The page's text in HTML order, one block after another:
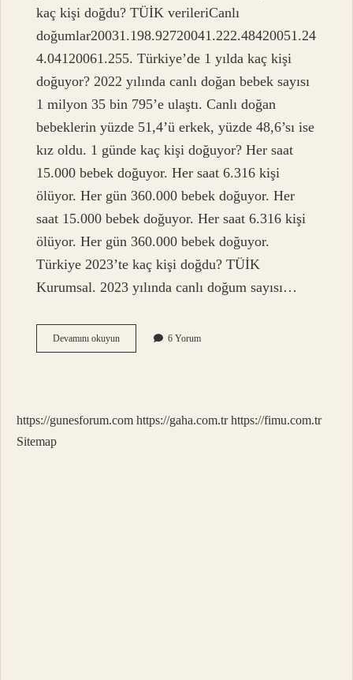
kaç kişi doğdu? TÜİK verileriCanlı
doğumlar20031.198.92720041.222.48420051.24
4.04120061.255. Türkiye’de 1 yılda kaç kişi
doğuyor? 2022 yılında canlı doğan bebek sayısı
1 milyon 35 bin 795’e ulaştı. Canlı doğan
bebeklerin yüzde 51,4’ü erkek, yüzde 48,6’sı ise
kız oldu. 1 günde kaç kişi doğuyor? Her saat
15.000 bebek doğuyor. Her saat 6.316 kişi
ölüyor. Her gün 360.000 bebek doğuyor. Her
saat 15.000 bebek doğuyor. Her saat 6.316 kişi
ölüyor. Her gün 360.000 bebek doğuyor.
Türkiye 2023’te kaç kişi doğdu? TÜİK
Kurumsal. 2023 yılında canlı doğum sayısı…
Devamını okuyun2023
Te
6 Yorum
https://gunesforum.com https://gaha.com.tr https://fimu.com.tr
Sitemap